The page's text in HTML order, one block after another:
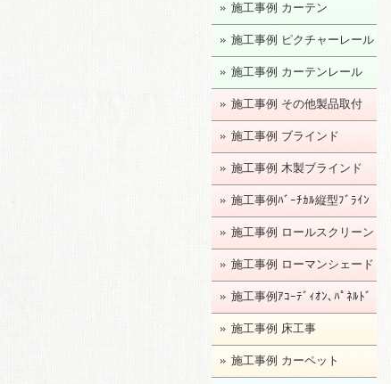
施工事例 カーテン
施工事例 ピクチャーレール
施工事例 カーテンレール
施工事例 その他製品取付
施工事例 ブラインド
施工事例 木製ブラインド
施工事例ﾊﾞｰﾁｶﾙ縦型ﾌﾞﾗｲﾝ
ﾄﾞ 施工事例 ロールスクリーン
施工事例 ローマンシェード
施工事例ｱｺｰﾃﾞｨｵﾝ､ﾊﾟﾈﾙﾄﾞ
施工事例 床工事
施工事例 カーペット